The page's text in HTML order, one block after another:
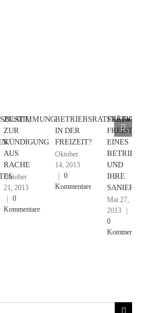
ZUSTIMMUNG
ZUR
KÜNDIGUNG
AUS
RACHE
Oktober
21, 2013
| 0
Kommentare
IN DER
FREIZEIT?
Oktober
14, 2013
| 0
Kommentare
EINES
UND
IHRE
SANIERUNG
Mai 27,
2013
|
0
Kommentare